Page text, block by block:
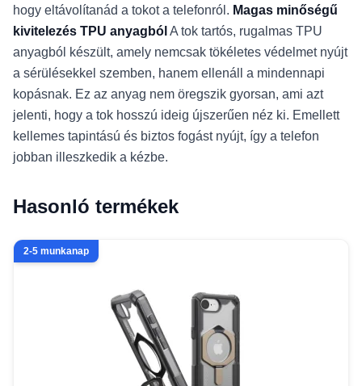
hogy eltávolítanád a tokot a telefonról. Magas minőségű
kivitelezés TPU anyagból A tok tartós, rugalmas TPU
anyagból készült, amely nemcsak tökéletes védelmet nyújt
a sérülésekkel szemben, hanem ellenáll a mindennapi
kopásnak. Ez az anyag nem öregszik gyorsan, ami azt
jelenti, hogy a tok hosszú ideig újszerűen néz ki. Emellett
kellemes tapintású és biztos fogást nyújt, így a telefon
jobban illeszkedik a kézbe.
Hasonló termékek
2-5 munkanap